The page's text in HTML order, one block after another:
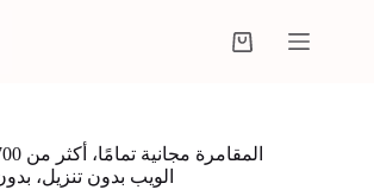
الويب بدون تنزيل،